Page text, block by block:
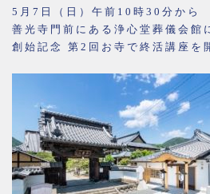
5月7日（日）午前10時30分から
善光寺門前にある浄心堂葬儀会館
創始記念 第2回お寺で終活講座を